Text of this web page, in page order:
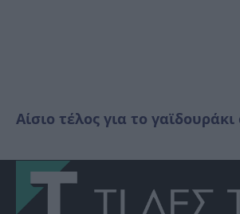
Αίσιο τέλος για το